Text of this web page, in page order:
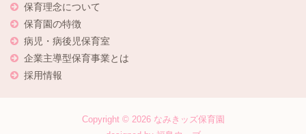
保育理念について
保育園の特徴
病児・病後児保育室
企業主導型保育事業とは
採用情報
Copyright © 2026 なみきッズ保育園